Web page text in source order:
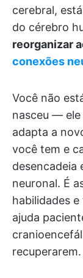
cerebral,
do cérebro
reorganizar
conexões
Você não
nasceu —
adapta a
você tem e
desencadeia
neuronal. É
habilidades
ajuda
recuperarem.